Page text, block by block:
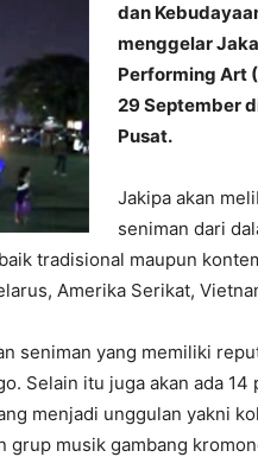
dan
menggelar
Performing Art
29 September
Pusat.
Jakipa akan
seniman dari
tradisional maupun
Amerika Serikat,
seniman yang memiliki
Selain itu juga akan ada
menjadi unggulan yakni
grup musik gambang